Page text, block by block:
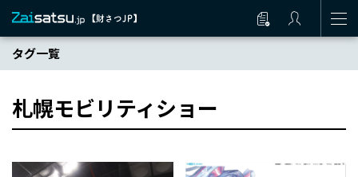
タグ一覧
札幌モビリティショー